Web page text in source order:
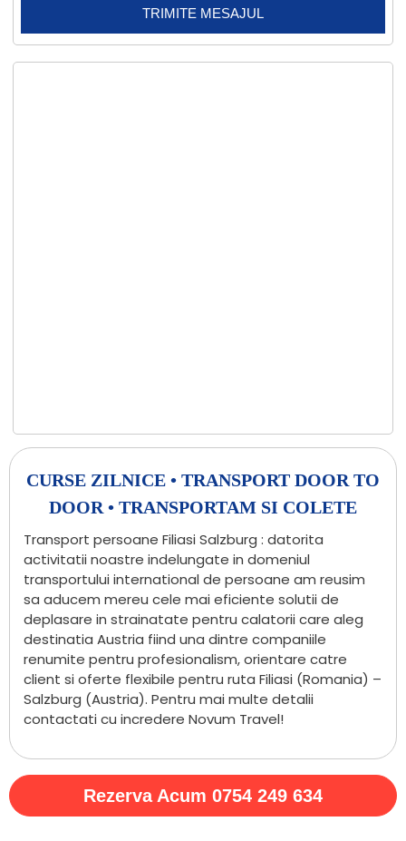
CURSE ZILNICE • TRANSPORT DOOR TO
DOOR • TRANSPORTAM SI COLETE
Transport persoane Filiasi Salzburg : datorita
activitatii noastre indelungate in domeniul
transportului international de persoane am reusim
sa aducem mereu cele mai eficiente solutii de
deplasare in strainatate pentru calatorii care aleg
destinatia Austria fiind una dintre companiile
renumite pentru profesionalism, orientare catre
client si oferte flexibile pentru ruta Filiasi (Romania) –
Salzburg (Austria). Pentru mai multe detalii
contactati cu incredere Novum Travel!
Rezerva Acum 0754 249 634